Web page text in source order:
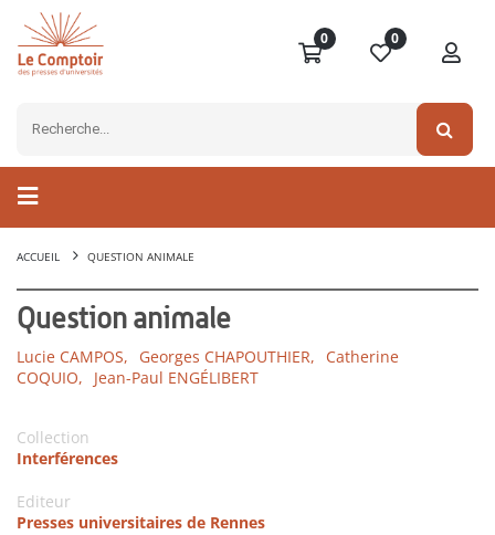
0 0
ACCUEIL QUESTION ANIMALE
Question animale
Lucie CAMPOS, Georges CHAPOUTHIER,
Catherine
COQUIO,
Jean-Paul ENGÉLIBERT
Collection
Interférences
Editeur
Presses universitaires de Rennes